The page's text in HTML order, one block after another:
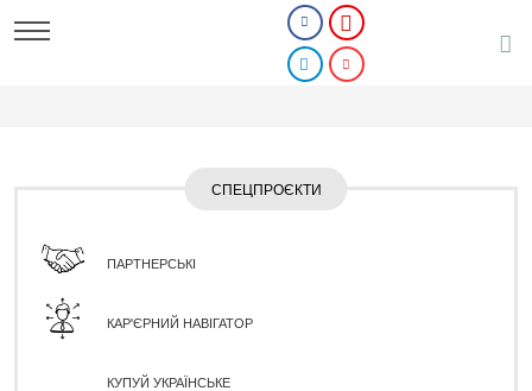
СПЕЦПРОЄКТИ
ПАРТНЕРСЬКІ
КАР'ЄРНИЙ НАВІГАТОР
КУПУЙ УКРАЇНСЬКЕ